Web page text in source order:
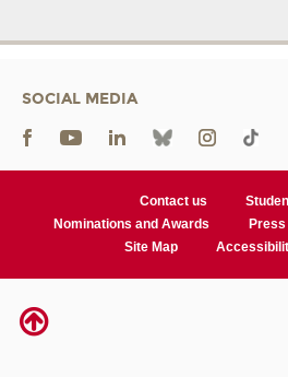
SOCIAL MEDIA
Contact us
Nominations and Awards
Press
Site Map